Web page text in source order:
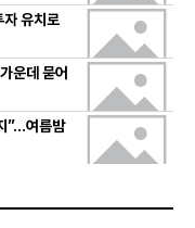
유치로
운데 묻어
”…여름밤